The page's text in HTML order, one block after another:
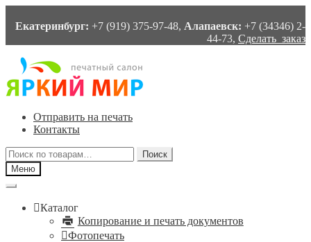
Екатеринбург: +7 (919) 375-97-48, Алапаевск: +7 (34346) 2-
44-73, Сделать заказ
Перейти
навигации
Перейти
содержимому
Отправить на печать
Контакты
Искать:
Поиск
Меню
Каталог
Копирование и печать документов
Фотопечать